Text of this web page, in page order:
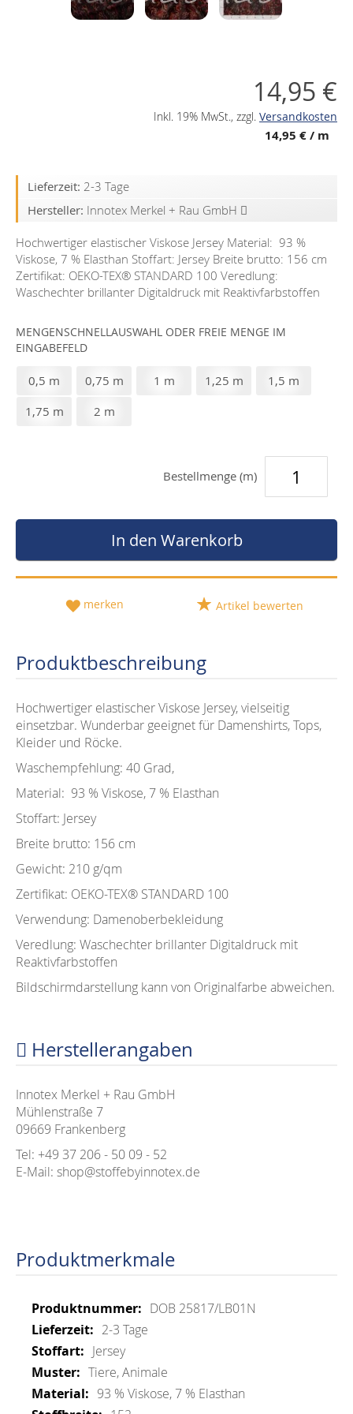
14,95 €
Inkl. 19% MwSt., zzgl. Versandkosten
14,95 €/ m
Lieferzeit: 2-3 Tage
Hersteller: Innotex Merkel + Rau GmbH
Hochwertiger elastischer Viskose Jersey Material: 93 %
Viskose, 7 % Elasthan Stoffart: Jersey Breite brutto: 156 cm
Zertifikat: OEKO-TEX®️ STANDARD 100 Veredlung:
Waschechter brillanter Digitaldruck mit Reaktivfarbstoffen
MENGENSCHNELLAUSWAHL ODER FREIE MENGE IM
EINGABEFELD
0,5 m 0,75 m 1 m 1,25 m
1,5 m
1,75 m
2 m
Bestellmenge (m)
In den Warenkorb
merken Artikel bewerten
Produktbeschreibung
Hochwertiger elastischer Viskose Jersey, vielseitig
einsetzbar. Wunderbar geeignet für Damenshirts, Tops,
Kleider und Röcke.
Waschempfehlung: 40 Grad,
Material: 93 % Viskose, 7 % Elasthan
Stoffart: Jersey
Breite brutto: 156 cm
Gewicht: 210 g/qm
Zertifikat: OEKO-TEX®️ STANDARD 100
Verwendung: Damenoberbekleidung
Veredlung: Waschechter brillanter Digitaldruck mit
Reaktivfarbstoffen
Bildschirmdarstellung kann von Originalfarbe abweichen.
Herstellerangaben
Innotex Merkel + Rau GmbH
Mühlenstraße 7
09669 Frankenberg
Tel: +49 37 206 - 50 09 - 52
E-Mail: shop@stoffebyinnotex.de
Produktmerkmale
Mehr
Informationen
DOB 25817/LB01N
2-3 Tage
Jersey
Tiere, Animale
93 % Viskose, 7 % Elasthan